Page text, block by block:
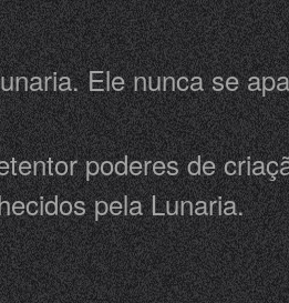
Ele nunca se
poderes de
pela Lunaria.